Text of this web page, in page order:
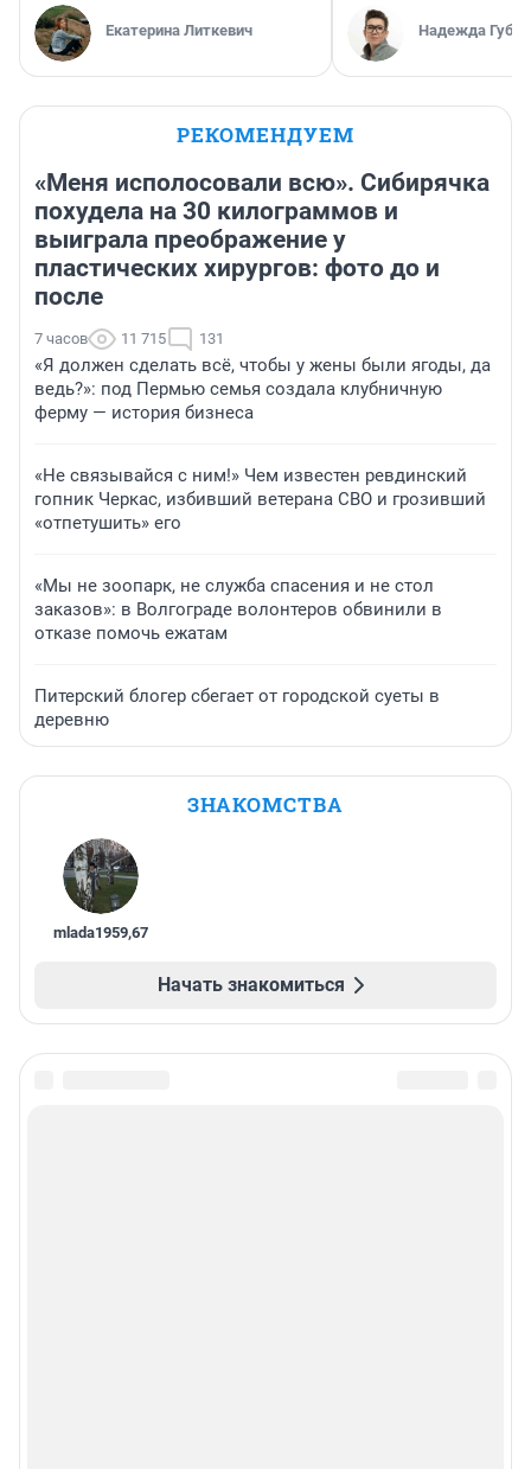
Екатерина Литкевич Надежда
РЕКОМЕНДУЕМ
«Меня исполосовали всю». Сибирячка
похудела на 30 килограммов и
выиграла преображение у
пластических хирургов: фото до и
после
7 часов 11 715 131
«Я должен сделать всё, чтобы у жены были ягоды, да
ведь?»: под Пермью семья создала клубничную
ферму — история бизнеса
«Не связывайся с ним!» Чем известен ревдинский
гопник Черкас, избивший ветерана СВО и грозивший
«отпетушить» его
«Мы не зоопарк, не служба спасения и не стол
заказов»: в Волгограде волонтеров обвинили в
отказе помочь ежатам
Питерский блогер сбегает от городской суеты в
деревню
ЗНАКОМСТВА
mlada1959,67
Начать знакомиться